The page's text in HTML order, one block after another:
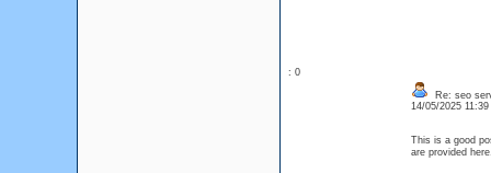
: 0
Re: seo
14/05/2025
This is a good
are provided